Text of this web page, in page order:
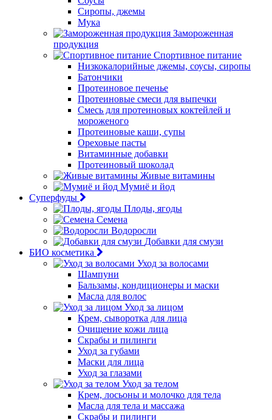
Сиропы, джемы
Мука
Замороженная
продукция
Спортивное питание
Низкокалорийные джемы, соусы, сиропы
Батончики
Протеиновое печенье
Протеиновые смеси для выпечки
Смесь для протеиновых коктейлей и
мороженого
Протеиновые каши, супы
Ореховые пасты
Витаминные добавки
Протеиновый шоколад
Живые витамины
Мумиё и йод
Суперфуды
Плоды, ягоды
Семена
Водоросли
Добавки для смузи
БИО косметика
Уход за волосами
Шампуни
Бальзамы, кондиционеры и маски
Масла для волос
Уход за лицом
Крем, сыворотка для лица
Очищение кожи лица
Скрабы и пилинги
Уход за губами
Маски для лица
Уход за глазами
Уход за телом
Крем, лосьоны и молочко для тела
Масла для тела и массажа
Скрабы и пилинги